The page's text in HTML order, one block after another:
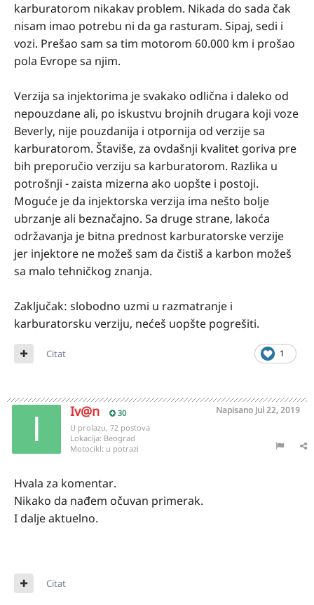
karburatorom nikakav problem. Nikada do sada čak
nisam imao potrebu ni da ga rasturam. Sipaj, sedi i
vozi. Prešao sam sa tim motorom 60.000 km i prošao
pola Evrope sa njim.
Verzija sa injektorima je svakako odlična i daleko od
nepouzdane ali, po iskustvu brojnih drugara koji voze
Beverly, nije pouzdanija i otpornija od verzije sa
karburatorom. Štaviše, za ovdašnji kvalitet goriva pre
bih preporučio verziju sa karburatorom. Razlika u
potrošnji - zaista mizerna ako uopšte i postoji.
Moguće je da injektorska verzija ima nešto bolje
ubrzanje ali beznačajno. Sa druge strane, lakoća
održavanja je bitna prednost karburatorske verzije
jer injektore ne možeš sam da čistiš a karbon možeš
sa malo tehničkog znanja.
Zaključak: slobodno uzmi u razmatranje i
karburatorsku verziju, nećeš uopšte pogrešiti.
1
Citat
Iv@n 30 Napisano Jul 22, 2019
U prolazu, 72 postova
Lokacija: Beograd
Motocikl: u potrazi
Hvala za komentar.
Nikako da nađem očuvan primerak.
I dalje aktuelno.
Citat